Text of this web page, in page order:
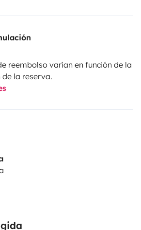
reembolso varían en función de la
la reserva.